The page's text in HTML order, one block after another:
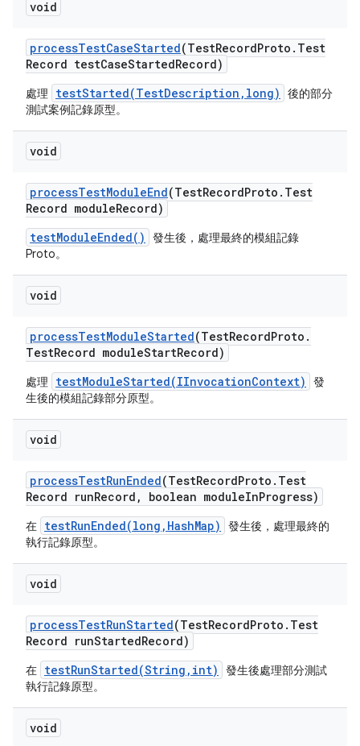
void
processTestCaseStarted(TestRecordProto . Test
Record testCaseStartedRecord)
處理 testStarted(TestDescription,long)
後的部分
測試案例記錄原型。
void
processTestModuleEnd(TestRecordProto . Test
Record moduleRecord)
testModuleEnded()
發生後，處理最終的模組記錄
Proto。
void
processTestModuleStarted(TestRecordProto .
TestRecord moduleStartRecord)
處理 testModuleStarted(IInvocationContext)
發
生後的模組記錄部分原型。
void
processTestRunEnded(TestRecordProto . Test
Record runRecord , boolean moduleInProgress)
在 testRunEnded(long,HashMap)
發生後，處理最終的
執行記錄原型。
void
processTestRunStarted(TestRecordProto . Test
Record runStartedRecord)
在 testRunStarted(String,int)
發生後處理部分測試
執行記錄原型。
void